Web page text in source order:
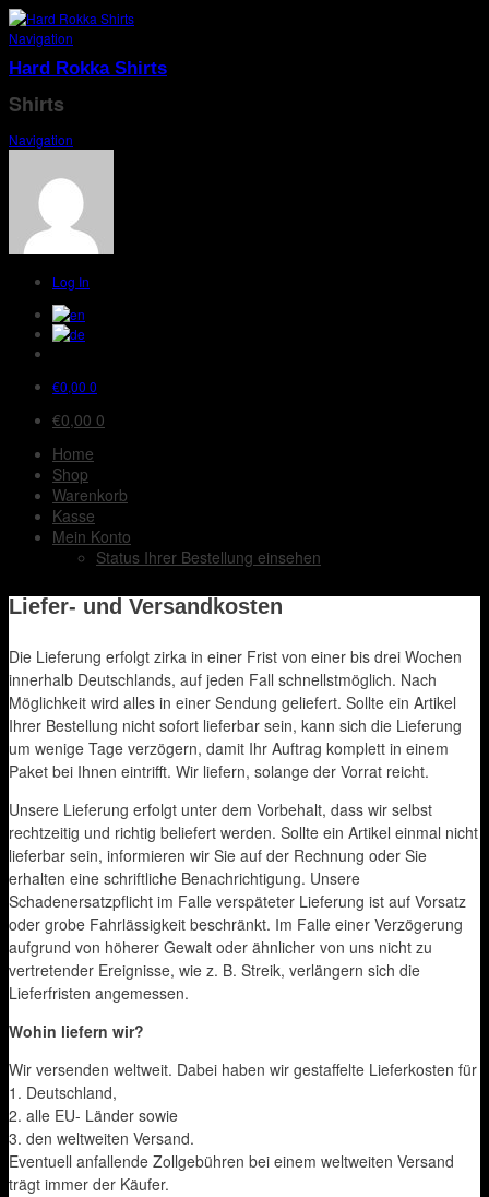
Navigation
Hard Rokka Shirts
Shirts
Navigation
Log In
€0,00 0
€0,00 0
Home
Shop
Warenkorb
Kasse
Mein Konto
Status Ihrer Bestellung einsehen
Liefer- und Versandkosten
Die Lieferung erfolgt zirka in einer Frist von einer bis drei Wochen
innerhalb Deutschlands, auf jeden Fall schnellstmöglich. Nach
Möglichkeit wird alles in einer Sendung geliefert. Sollte ein Artikel
Ihrer Bestellung nicht sofort lieferbar sein, kann sich die Lieferung
um wenige Tage verzögern, damit Ihr Auftrag komplett in einem
Paket bei Ihnen eintrifft. Wir liefern, solange der Vorrat reicht.
Unsere Lieferung erfolgt unter dem Vorbehalt, dass wir selbst
rechtzeitig und richtig beliefert werden. Sollte ein Artikel einmal nicht
lieferbar sein, informieren wir Sie auf der Rechnung oder Sie
erhalten eine schriftliche Benachrichtigung. Unsere
Schadenersatzpflicht im Falle verspäteter Lieferung ist auf Vorsatz
oder grobe Fahrlässigkeit beschränkt. Im Falle einer Verzögerung
aufgrund von höherer Gewalt oder ähnlicher von uns nicht zu
vertretender Ereignisse, wie z. B. Streik, verlängern sich die
Lieferfristen angemessen.
Wohin liefern wir?
Wir versenden weltweit. Dabei haben wir gestaffelte Lieferkosten für
1. Deutschland,
2. alle EU- Länder sowie
3. den weltweiten Versand.
Eventuell anfallende Zollgebühren bei einem weltweiten Versand
trägt immer der Käufer.